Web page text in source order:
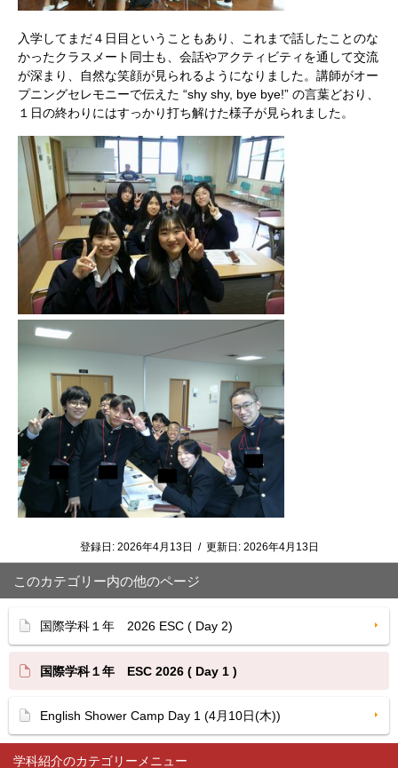
学科紹介
入学してまだ４日目ということもあり、これまで話したことのな
かったクラスメート同士も、会話やアクティビティを通して交流
が深まり、自然な笑顔が見られるようになりました。講師がオー
プニングセレモニーで伝えた “shy shy, bye bye!” の言葉どおり、
１日の終わりにはすっかり打ち解けた様子が見られました。
登録日: 2026年4月13日 / 更新日: 2026年4月13日
このカテゴリー内の他のページ
国際学科１年 2026 ESC ( Day 2)
国際学科１年 ESC 2026 ( Day 1 )
English Shower Camp Day 1 (4月10日(木))